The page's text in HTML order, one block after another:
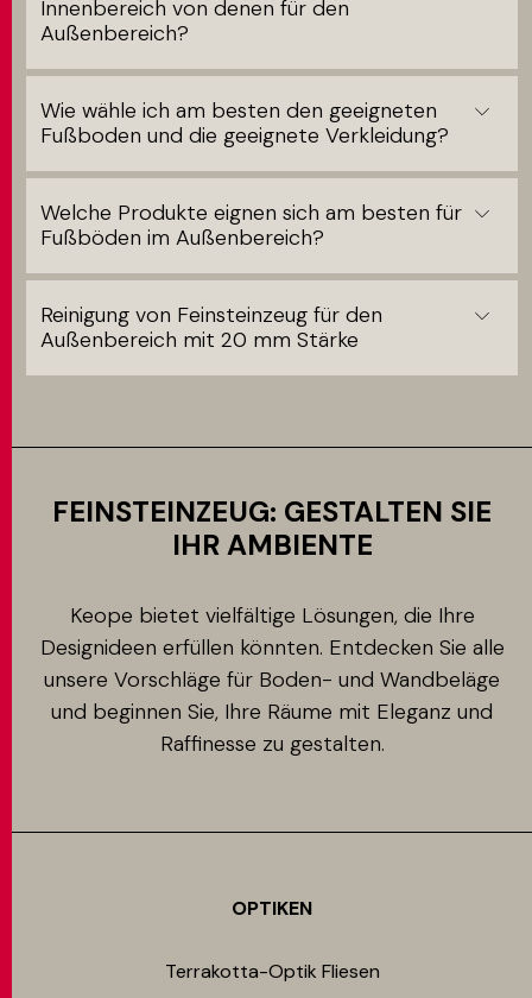
Innenbereich von denen für den
Außenbereich?
Wie wähle ich am besten den geeigneten
Fußboden und die geeignete Verkleidung?
Welche Produkte eignen sich am besten für
Fußböden im Außenbereich?
Reinigung von Feinsteinzeug für den
Außenbereich mit 20 mm Stärke
FEINSTEINZEUG: GESTALTEN SIE
IHR AMBIENTE
Keope bietet vielfältige Lösungen, die Ihre
Designideen erfüllen könnten. Entdecken Sie alle
unsere Vorschläge für Boden- und Wandbeläge
und beginnen Sie, Ihre Räume mit Eleganz und
Raffinesse zu gestalten.
OPTIKEN
Terrakotta-Optik Fliesen